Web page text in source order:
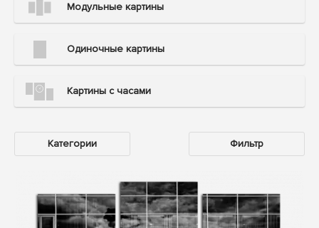
Модульные картины
Одиночные картины
Картины с часами
Категории Фильтр